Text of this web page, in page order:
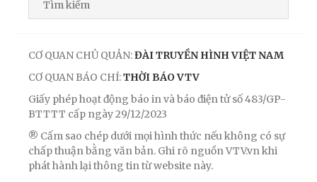
CƠ QUAN CHỦ QUẢN:ĐÀI TRUYỀN HÌNH VIỆT NAM
CƠ QUAN BÁO CHÍ:THỜI BÁO VTV
Giấy phép hoạt động báo in và báo điện tử số 483/GP-
BTTTT cấp ngày 29/12/2023
® Cấm sao chép dưới mọi hình thức nếu không có sự
chấp thuận bằng văn bản. Ghi rõ nguồn VTV.vn khi
phát hành lại thông tin từ website này.